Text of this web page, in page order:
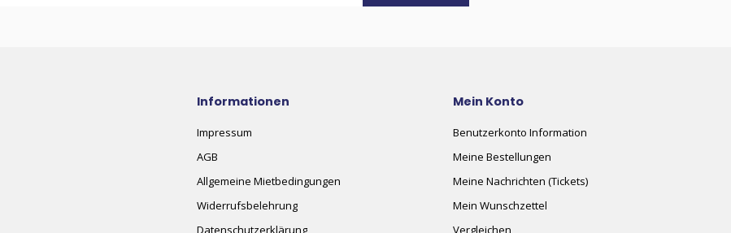
Informationen
Impressum
AGB
Allgemeine Mietbedingungen
Widerrufsbelehrung
Datenschutzerklärung
Mein Konto
Benutzerkonto Information
Meine Bestellungen
Meine Nachrichten (Tickets)
Mein Wunschzettel
Vergleichen